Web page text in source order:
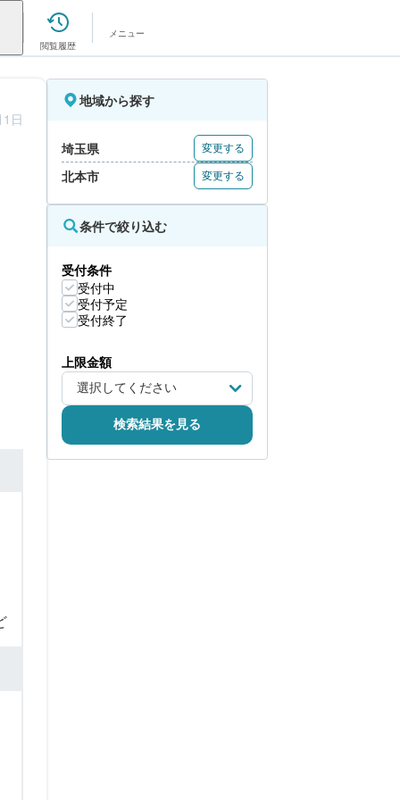
閲覧履歴
メニュー
日
地域から探す
埼玉県 変更する
北本市 変更する
条件で絞り込む
受付条件
受付中
受付予定
受付終了
上限金額
検索結果を見る